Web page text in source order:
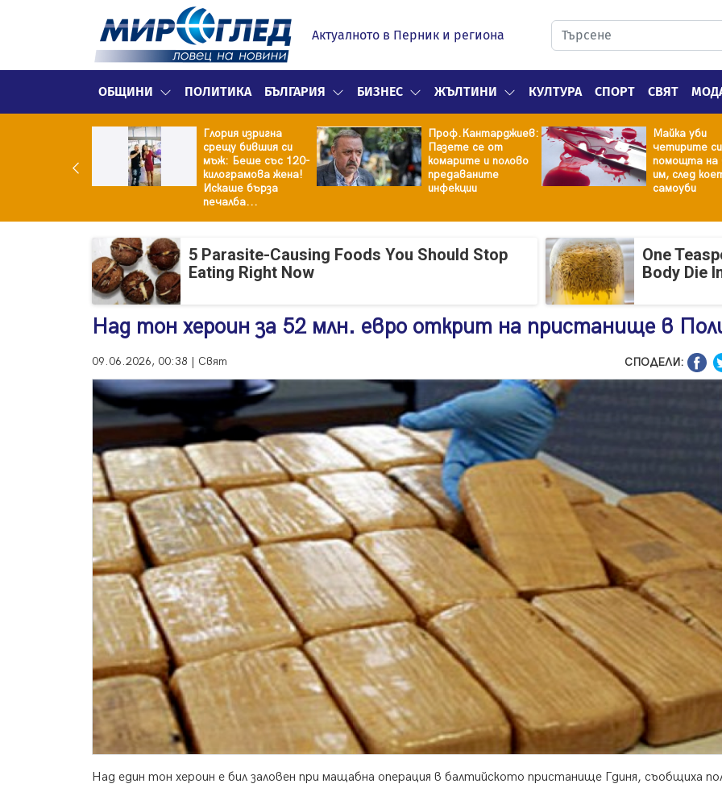
Актуалното в Перник и региона
ОБЩИНИ ПОЛИТИКА БЪЛГАРИЯ БИЗНЕС ЖЪЛТИНИ КУЛТУРА СПОРТ СВЯТ
Глория изригна
срещу бившия си
мъж: Беше със 120-
килограмова жена!
Искаше бърза
печалба...
Проф.Кантарджиев:
Пазете се от
комарите и полово
предаваните
инфекции
Майка уби
четирите
помощта на
им, след
самоуби
5 Parasite-Causing Foods You Should Stop
Eating Right Now
One
Body Die
Над тон хероин за 52 млн. евро открит на пристанище в
09.06.2026, 00:38 | Свят СПОДЕЛИ:
Над един тон хероин е бил заловен при мащабна операция в балтийското пристанище Гдиня, съобщиха